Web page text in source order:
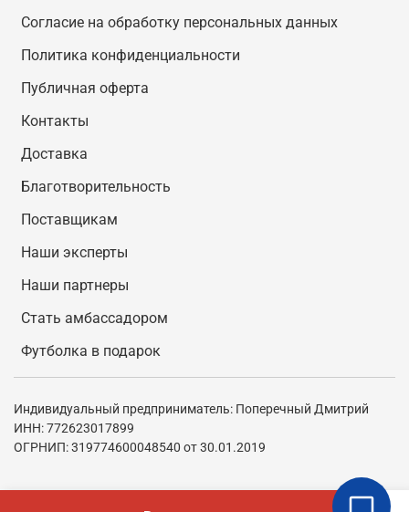
Согласие на обработку персональных данных
Политика конфиденциальности
Публичная оферта
Контакты
Доставка
Благотворительность
Поставщикам
Наши эксперты
Наши партнеры
Стать амбассадором
Футболка в подарок
Индивидуальный предприниматель: Поперечный Дмитрий
ИНН: 772623017899
ОГРНИП: 319774600048540 от 30.01.2019